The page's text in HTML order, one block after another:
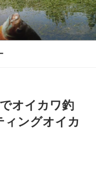
オイカワ釣
ィングオイカ